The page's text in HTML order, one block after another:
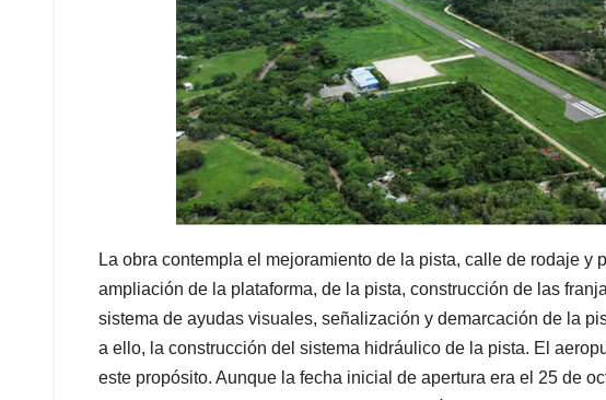
La obra contempla el mejoramiento de la pista, calle de rodaje y
ampliación de la plataforma, de la pista, construcción de las
sistema de ayudas visuales, señalización y demarcación de la
a ello, la construcción del sistema hidráulico de la pista. El
este propósito. Aunque la fecha inicial de apertura era el 25 de